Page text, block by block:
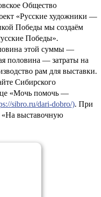
Общество
«Русские художники —
Победы мы создаём
Победы».
этой суммы —
половина — затраты на
рам для выставки.
Сибирского
«Мочь помочь —
sibro.ru/dari-dobro/). При
«На выставочную